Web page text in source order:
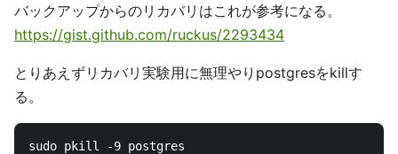
バックアップからのリカバリはこれが参考になる。
https://gist.github.com/ruckus/2293434
とりあえずリカバリ実験用に無理やりpostgresをkillす
る。